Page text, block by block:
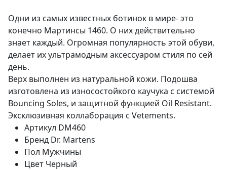
Одни из самых известных ботинок в мире- это
конечно Мартинсы 1460. О них действительно
знает каждый. Огромная популярность этой обуви,
делает их ультрамодным аксессуаром стиля по сей
день.
Верх выполнен из натуральной кожи. Подошва
изготовлена из износостойкого каучука с системой
Bouncing Soles, и защитной функцией Oil Resistant.
Эксклюзивная коллаборация с Vetements.
Артикул DM460
Бренд Dr. Martens
Пол Мужчины
Цвет Черный